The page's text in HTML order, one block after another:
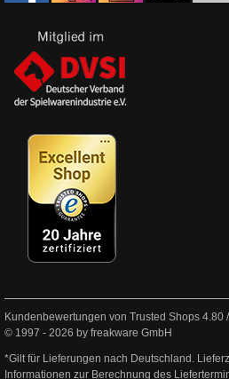
Kundenbewertungen von Trusted Shops 4.80 /
© 1997 - 2026 by freakware GmbH
*Gilt für Lieferungen nach Deutschland.
Informationen zur Berechnung des